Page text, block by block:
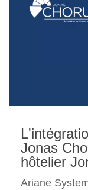
Jonas
hôtelier
Ariane